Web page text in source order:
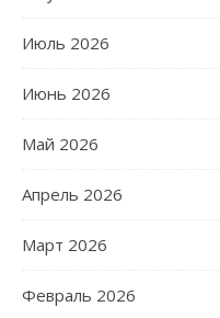
Июль 2026
Июнь 2026
Май 2026
Апрель 2026
Март 2026
Февраль 2026